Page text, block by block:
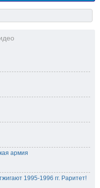
армия
1995-1996 гг. Раритет!